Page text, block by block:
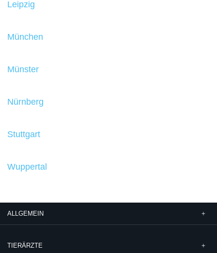
Leipzig
München
Münster
Nürnberg
Stuttgart
Wuppertal
ALLGEMEIN
TIERÄRZTE